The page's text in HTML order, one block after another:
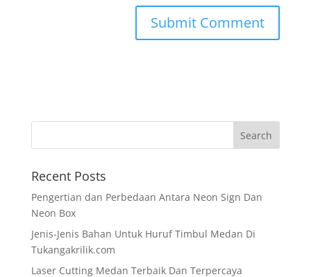
Recent Posts
Pengertian dan Perbedaan Antara Neon Sign Dan
Neon Box
Jenis-Jenis Bahan Untuk Huruf Timbul Medan Di
Tukangakrilik.com
Laser Cutting Medan Terbaik Dan Terpercaya